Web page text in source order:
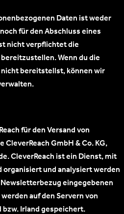
Daten ist weder
für den Abschluss eines
nicht verpflichtet die
Wenn du die
bereitstellst, können wir
für den Versand von
GmbH & Co. KG,
CleverReach ist ein Dienst, mit
und analysiert werden
eingegebenen
auf den Servern von
bzw. Irland gespeichert.